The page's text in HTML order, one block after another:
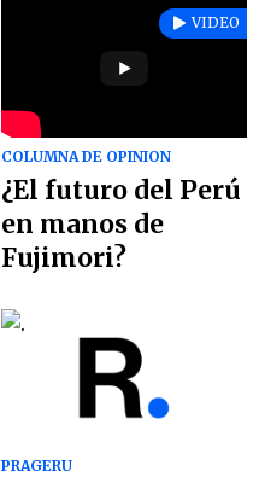
VIDEO
COLUMNA DE OPINION
¿El futuro del Perú
en manos de
Fujimori?
PRAGERU